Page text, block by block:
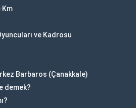
Km
ve Kadrosu
Barbaros (Çanakkale)
demek?